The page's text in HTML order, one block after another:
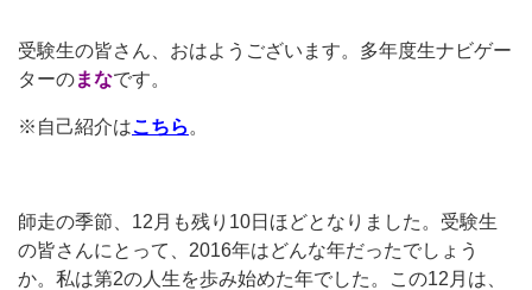
受験生の皆さん、おはようございます。多年度生ナビゲー
ターのまなです。
※自己紹介はこちら 。
師走の季節、12月も残り10日ほどとなりました。受験生
の皆さんにとって、2016年はどんな年だったでしょう
か。私は第2の人生を歩み始めた年でした。この12月は、